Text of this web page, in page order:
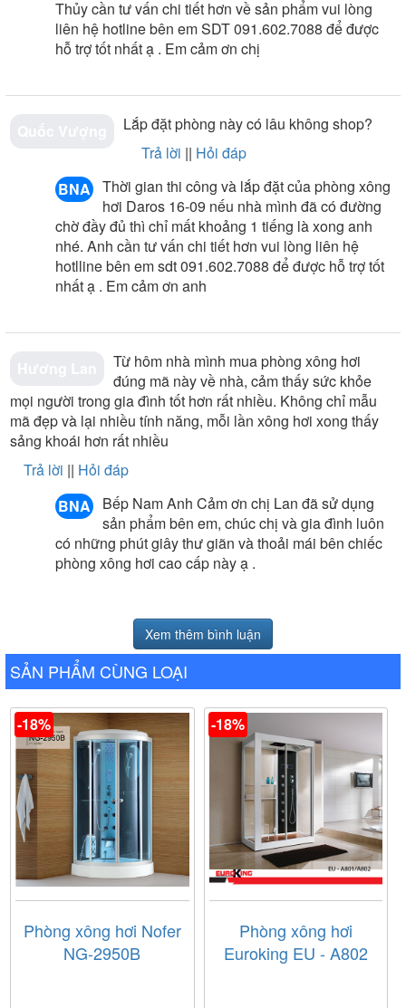
Thủy cần tư vấn chi tiết hơn về sản phẩm vui lòng
liên hệ hotline bên em SDT 091.602.7088 để được
hỗ trợ tốt nhất ạ . Em cảm ơn chị
Lắp đặt phòng này có lâu không shop?
Trả lời || Hỏi đáp
BNA
Thời gian thi công và lắp đặt của phòng xông
hơi Daros 16-09 nếu nhà mình đã có đường
chờ đầy đủ thì chỉ mất khoảng 1 tiếng là xong anh
nhé. Anh cần tư vấn chi tiết hơn vui lòng liên hệ
hotlline bên em sdt 091.602.7088 để được hỗ trợ tốt
nhất ạ . Em cảm ơn anh
Từ hôm nhà mình mua phòng xông hơi
đúng mã này về nhà, cảm thấy sức khỏe
mọi người trong gia đình tốt hơn rất nhiều. Không chỉ mẫu
mã đẹp và lại nhiều tính năng, mỗi lần xông hơi xong thấy
sảng khoái hơn rất nhiều
Trả lời || Hỏi đáp
BNA
Bếp Nam Anh Cảm ơn chị Lan đã sử dụng
sản phẩm bên em, chúc chị và gia đình luôn
có những phút giây thư giãn và thoải mái bên chiếc
phòng xông hơi cao cấp này ạ .
Xem thêm bình luận
SẢN PHẨM CÙNG LOẠI
-18%
Phòng xông hơi Nofer
NG-2950B
-18%
Phòng xông hơi
Euroking EU - A802